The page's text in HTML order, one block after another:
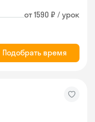
от 1590 ₽ / урок
Подобрать время